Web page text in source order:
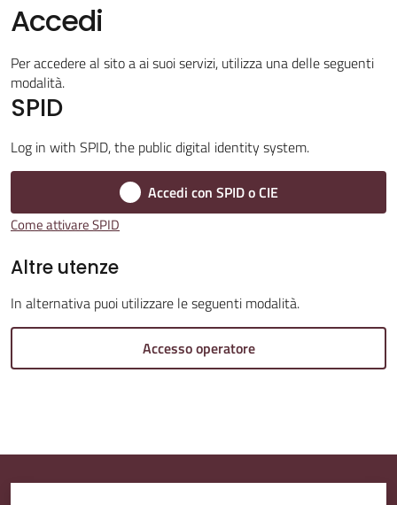
Vivere
Argelato
Amministrazione
Trasparente
Tutti
gli
argomenti...
Accedi
Per accedere al sito a ai suoi servizi, utilizza una delle seguenti
modalità.
SPID
Log in with SPID, the public digital identity system.
Accedi con SPID o CIE
Come attivare SPID
Altre utenze
In alternativa puoi utilizzare le seguenti modalità.
Accesso operatore